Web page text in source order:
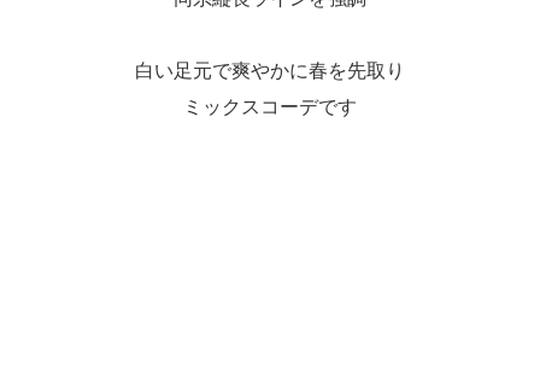
白い足元で爽やかに春を先取り
ミックスコーデです